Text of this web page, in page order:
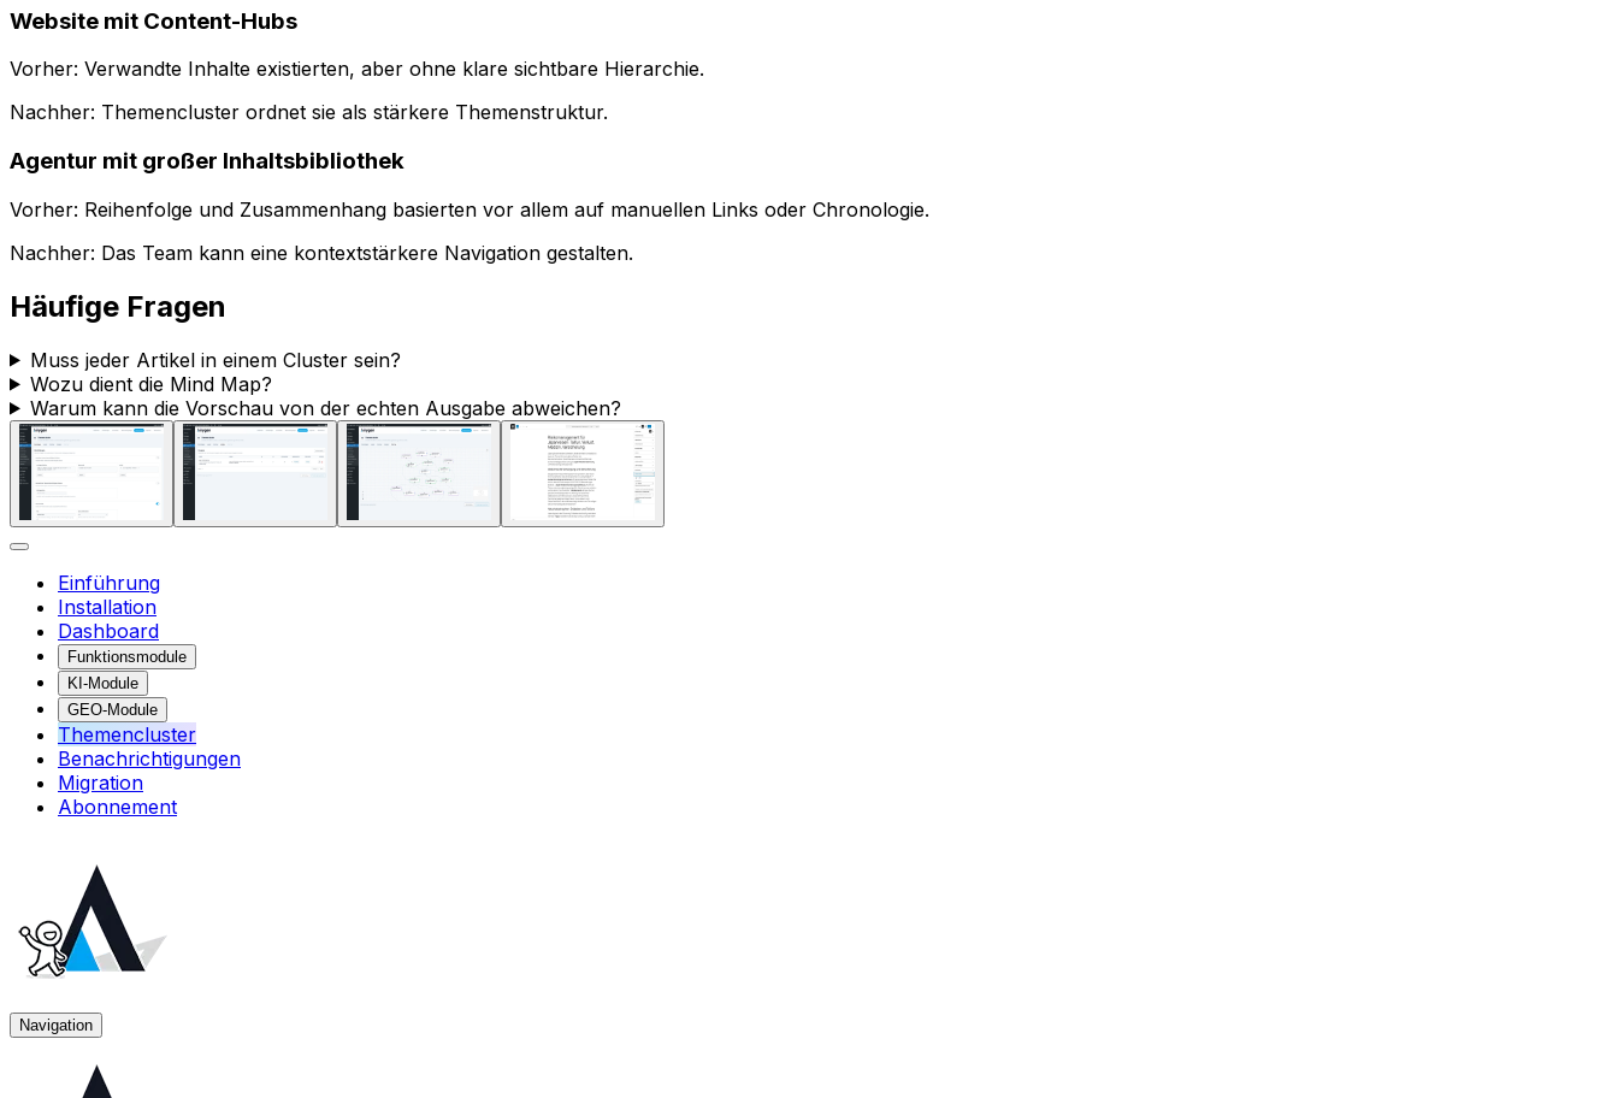
Website mit Content-Hubs
Vorher: Verwandte Inhalte existierten, aber ohne klare sichtbare Hierarchie.
Nachher: Themencluster ordnet sie als stärkere Themenstruktur.
Agentur mit großer Inhaltsbibliothek
Vorher: Reihenfolge und Zusammenhang basierten vor allem auf manuellen Links oder Chronologie.
Nachher: Das Team kann eine kontextstärkere Navigation gestalten.
Häufige Fragen
Muss jeder Artikel in einem Cluster sein?
Wozu dient die Mind Map?
Warum kann die Vorschau von der echten Ausgabe abweichen?
Einführung
Installation
Dashboard
Funktionsmodule
KI-Module
GEO-Module
Themencluster
Benachrichtigungen
Migration
Abonnement
Navigation